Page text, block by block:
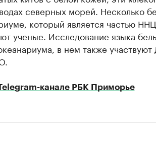
северных морей. Несколько
который является частью
ученые. Исследование языка
в нем также
канале РБК Приморье